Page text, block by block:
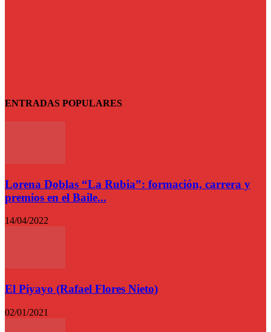
ENTRADAS POPULARES
Lorena Doblas “La Rubia”: formación, carrera y
premios en el Baile...
14/04/2022
El Piyayo (Rafael Flores Nieto)
02/01/2021